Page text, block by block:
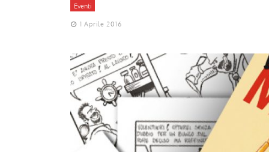
Eventi
1 Aprile 2016